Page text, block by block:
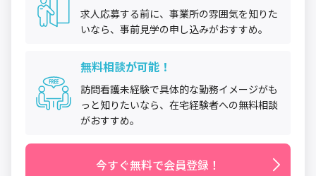
求人応募する前に、事業所の雰囲気を知りた
いなら、事前見学の申し込みがおすすめ。
無料相談が可能！
訪問看護未経験で具体的な勤務イメージがも
っと知りたいなら、在宅経験者への無料相談
がおすすめ。
今すぐ無料で会員登録！